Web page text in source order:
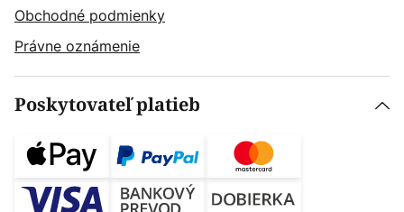
Obchodné podmienky
Právne oznámenie
Poskytovateľ platieb